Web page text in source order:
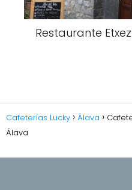
Restaurante
Cafeterías Lucky Álava
Álava